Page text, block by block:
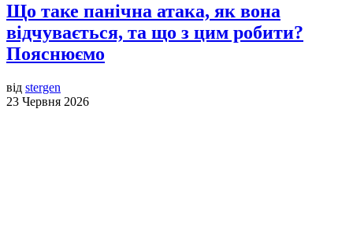
Що таке панічна атака, як вона
відчувається, та що з цим робити?
Пояснюємо
від stergen
23 Червня 2026